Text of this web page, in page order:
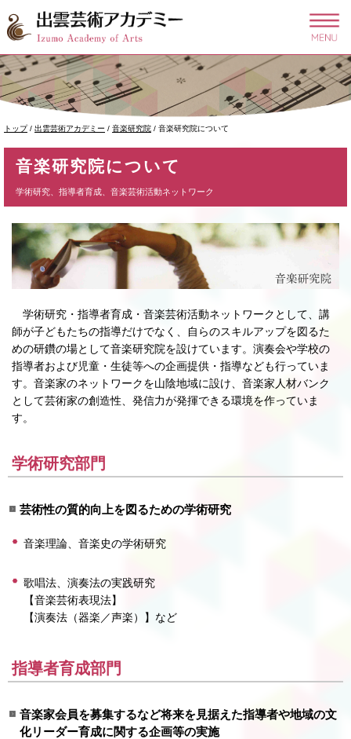
このページの本文へ
現
トップ/ 出雲芸術アカデミー / 音楽研究院 / 音楽研究院について
音楽研究院について
学術研究、指導者育成、音楽芸術活動ネットワーク
学術研究・指導者育成・音楽芸術活動ネットワークとして、講
師が子どもたちの指導だけでなく、自らのスキルアップを図るた
めの研鑽の場として音楽研究院を設けています。演奏会や学校の
指導者および児童・生徒等への企画提供・指導なども行っていま
す。音楽家のネットワークを山陰地域に設け、音楽家人材バンク
として芸術家の創造性、発信力が発揮できる環境を作っていま
す。
学術研究部門
芸術性の質的向上を図るための学術研究
音楽理論、音楽史の学術研究
歌唱法、演奏法の実践研究
【音楽芸術表現法】
【演奏法（器楽／声楽）】など
指導者育成部門
音楽家会員を募集するなど将来を見据えた指導者や地域の文
化リーダー育成に関する企画等の実施